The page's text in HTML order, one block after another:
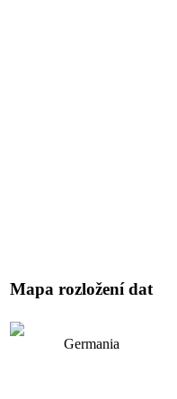
Mapa rozložení dat
Germania